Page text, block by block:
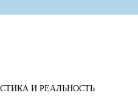
И РЕАЛЬНОСТЬ